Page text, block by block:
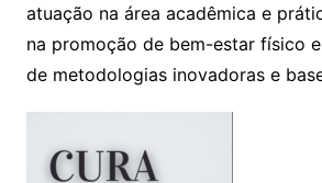
atuação na área acadêmica e
na promoção de bem-estar físico
de metodologias inovadoras e